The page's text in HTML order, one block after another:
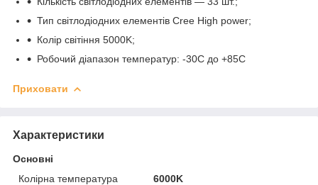
Тип світлодіодних елементів Cree High power;
Колір світіння 5000K;
Робочий діапазон температур: -30С до +85С
Приховати
Характеристики
Основні
Колірна температура
6000K